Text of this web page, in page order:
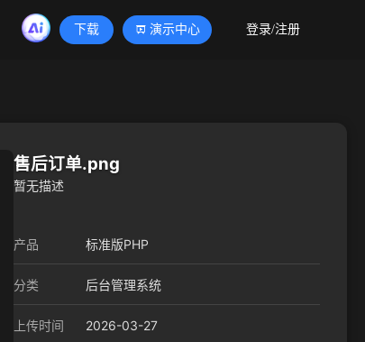
下载 演示中心 登录/注册
售后订单.png
暂无描述
产品 标准版PHP
分类 后台管理系统
上传时间 2026-03-27